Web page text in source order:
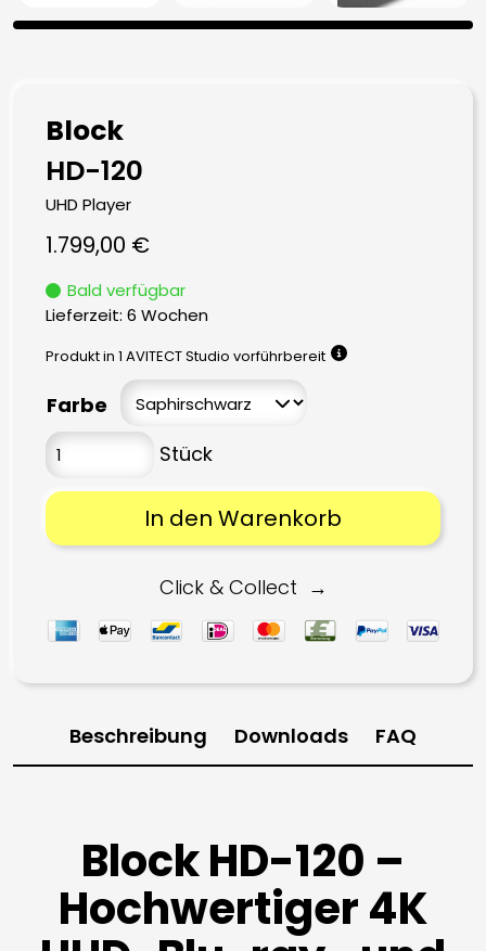
Block
HD-120
UHD Player
1.799,00 €
Bald verfügbar
Lieferzeit: 6 Wochen
Produkt in 1 AVITECT Studio vorführbereit
Farbe
In den Warenkorb
Click & Collect
Beschreibung Downloads FAQ
Block HD-120 –
Hochwertiger 4K